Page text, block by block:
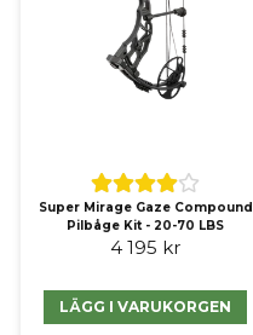
Super Mirage Gaze Compound
Pilbåge Kit - 20-70 LBS
4 195 kr
LÄGG I VARUKORGEN